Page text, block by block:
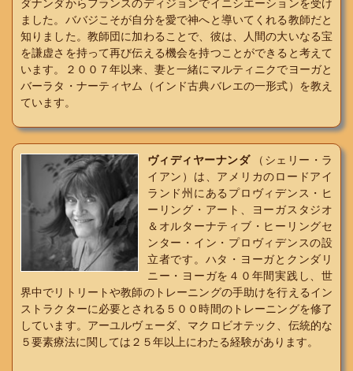
ダナンダからフランスのディジョンでイニシエーションを受け
ました。ババジこそが自分を愛で神へと導いてくれる教師だと
知りました。教師団に加わることで、彼は、人間の大いなる宝
を謙虚さを持って再び伝える機会を持つことができると考えて
います。２００７年以来、妻と一緒にマルティニクでヨーガと
バーラタ・ナーティヤム（インド古典バレエの一形式）を教え
ています。
ヴィディヤーナンダ（シェリー・ラ
イアン）は、アメリカのロードアイ
ランド州にあるプロヴィデンス・ヒ
ーリング・アート、ヨーガスタジオ
＆オルターナティブ・ヒーリングセ
ンター・イン・プロヴィデンスの設
立者です。ハタ・ヨーガとクンダリ
ニー・ヨーガを４０年間実践し、世
界中でリトリートや教師のトレーニングの手助けを行えるイン
ストラクターに必要とされる５００時間のトレーニングを修了
しています。アーユルヴェーダ、マクロビオテック、伝統的な
５要素療法に関しては２５年以上にわたる経験があります。